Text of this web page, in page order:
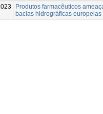
Produtos farmacêuticos
bacias hidrográficas europeias